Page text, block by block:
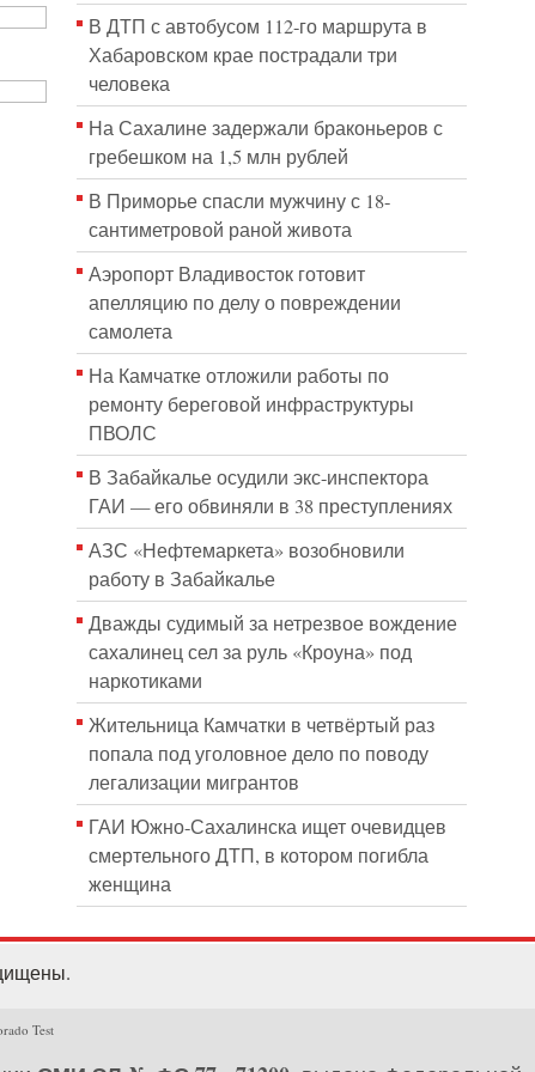
В ДТП с автобусом 112-го маршрута в
Хабаровском крае пострадали три
человека
На Сахалине задержали браконьеров с
гребешком на 1,5 млн рублей
В Приморье спасли мужчину с 18-
сантиметровой раной живота
Аэропорт Владивосток готовит
апелляцию по делу о повреждении
самолета
На Камчатке отложили работы по
ремонту береговой инфраструктуры
ПВОЛС
В Забайкалье осудили экс-инспектора
ГАИ — его обвиняли в 38 преступлениях
АЗС «Нефтемаркета» возобновили
работу в Забайкалье
Дважды судимый за нетрезвое вождение
сахалинец сел за руль «Кроуна» под
наркотиками
Жительница Камчатки в четвёртый раз
попала под уголовное дело по поводу
легализации мигрантов
ГАИ Южно-Сахалинска ищет очевидцев
смертельного ДТП, в котором погибла
женщина
Test